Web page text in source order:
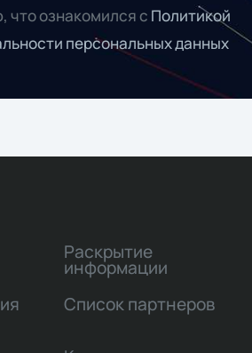
что ознакомился с Политикой
персональных данных
Раскрытие
информации
Список партнеров